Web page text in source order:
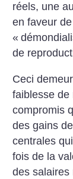
réels, une
en faveur
«
de
Ceci
faiblesse de
compromis
des gains
centrales
fois de la
des salaires